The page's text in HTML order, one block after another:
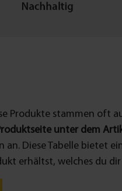
Produkte stammen oft
unter dem
Diese Tabelle bietet
erhältst, welches du